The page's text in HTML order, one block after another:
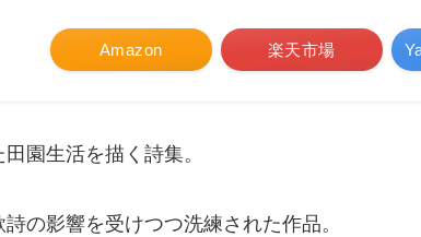
Amazon 楽天市場
園生活を描く詩集。
の影響を受けつつ洗練された作品。